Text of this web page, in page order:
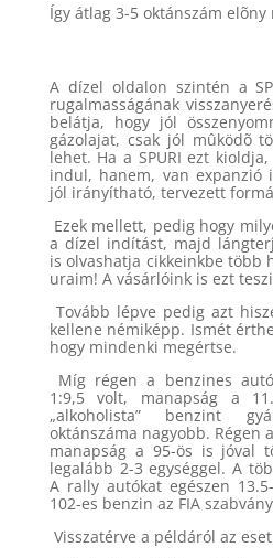
Így átlag 3-5 oktánszám
A dízel oldalon szintén a
rugalmasságának
belátja, hogy jól
gázolajat, csak jól mûködõ
lehet. Ha a SPURI ezt
indul, hanem, van expanzió
jól irányítható, tervezett
Ezek mellett, pedig hogy
a dízel indítást, majd
is olvashatja cikkeinkbe több
uraim! A vásárlóink is ezt
Tovább lépve pedig azt
kellene némiképp. Ismét
hogy mindenki megértse.
Míg régen a benzines
1:9,5 volt, manapság a
„alkoholista” benzint
oktánszáma nagyobb. Régen
manapság a 95-ös is jóval
legalább 2-3 egységgel. A
A rally autókat egészen
102-es benzin az FIA
Visszatérve a példáról az